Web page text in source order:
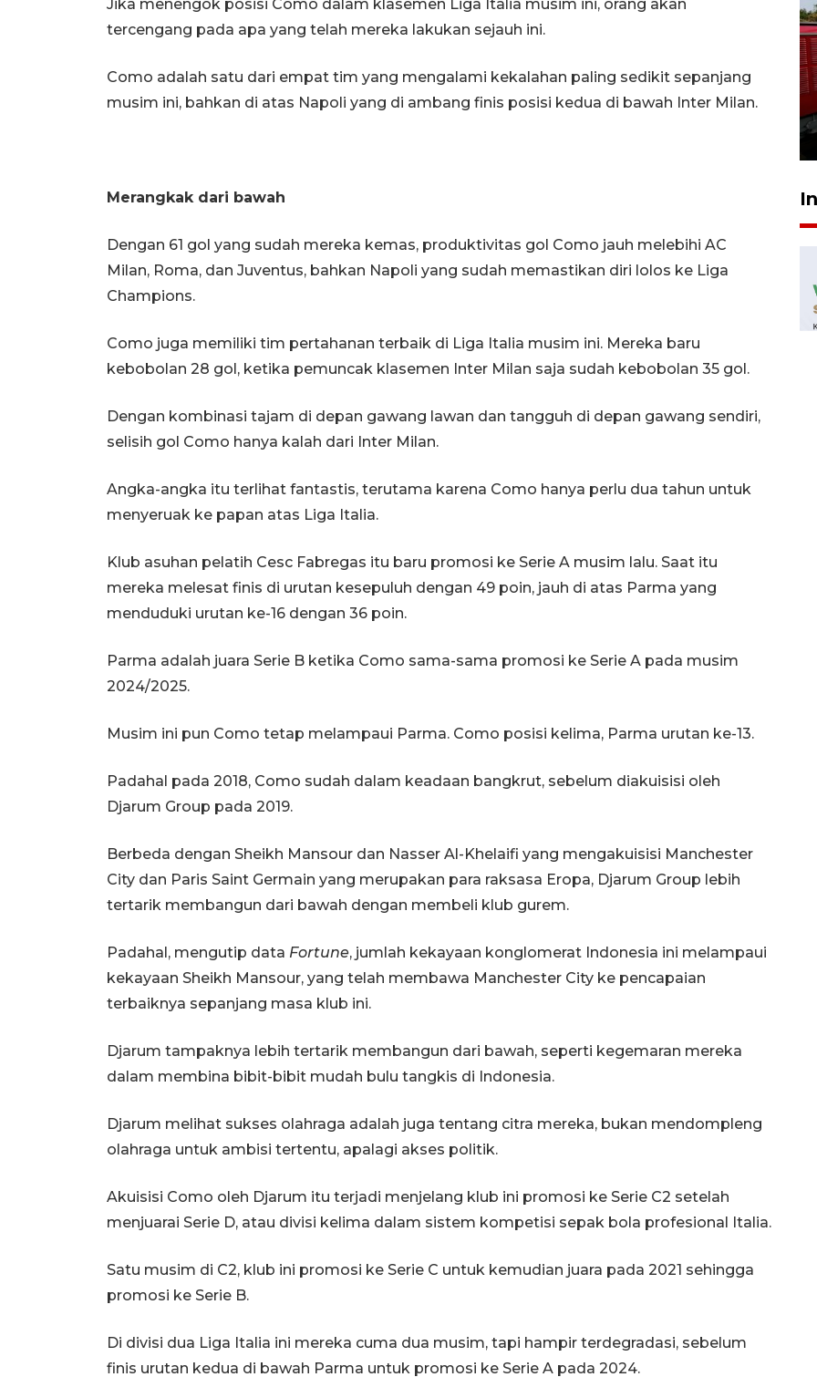
Jika menengok posisi Como dalam klasemen Liga Italia musim ini, orang akan
tercengang pada apa yang telah mereka lakukan sejauh ini.
Como adalah satu dari empat tim yang mengalami kekalahan paling sedikit sepanjang
musim ini, bahkan di atas Napoli yang di ambang finis posisi kedua di bawah Inter Milan.
Merangkak dari bawah
Dengan 61 gol yang sudah mereka kemas, produktivitas gol Como jauh melebihi AC
Milan, Roma, dan Juventus, bahkan Napoli yang sudah memastikan diri lolos ke Liga
Champions.
Como juga memiliki tim pertahanan terbaik di Liga Italia musim ini. Mereka baru
kebobolan 28 gol, ketika pemuncak klasemen Inter Milan saja sudah kebobolan 35 gol.
Dengan kombinasi tajam di depan gawang lawan dan tangguh di depan gawang sendiri,
selisih gol Como hanya kalah dari Inter Milan.
Angka-angka itu terlihat fantastis, terutama karena Como hanya perlu dua tahun untuk
menyeruak ke papan atas Liga Italia.
Klub asuhan pelatih Cesc Fabregas itu baru promosi ke Serie A musim lalu. Saat itu
mereka melesat finis di urutan kesepuluh dengan 49 poin, jauh di atas Parma yang
menduduki urutan ke-16 dengan 36 poin.
Parma adalah juara Serie B ketika Como sama-sama promosi ke Serie A pada musim
2024/2025.
Musim ini pun Como tetap melampaui Parma. Como posisi kelima, Parma urutan ke-13.
Padahal pada 2018, Como sudah dalam keadaan bangkrut, sebelum diakuisisi oleh
Djarum Group pada 2019.
Berbeda dengan Sheikh Mansour dan Nasser Al-Khelaifi yang mengakuisisi Manchester
City dan Paris Saint Germain yang merupakan para raksasa Eropa, Djarum Group lebih
tertarik membangun dari bawah dengan membeli klub gurem.
Padahal, mengutip data Fortune, jumlah kekayaan konglomerat Indonesia ini melampaui
kekayaan Sheikh Mansour, yang telah membawa Manchester City ke pencapaian
terbaiknya sepanjang masa klub ini.
Djarum tampaknya lebih tertarik membangun dari bawah, seperti kegemaran mereka
dalam membina bibit-bibit mudah bulu tangkis di Indonesia.
Djarum melihat sukses olahraga adalah juga tentang citra mereka, bukan mendompleng
olahraga untuk ambisi tertentu, apalagi akses politik.
Akuisisi Como oleh Djarum itu terjadi menjelang klub ini promosi ke Serie C2 setelah
menjuarai Serie D, atau divisi kelima dalam sistem kompetisi sepak bola profesional Italia.
Satu musim di C2, klub ini promosi ke Serie C untuk kemudian juara pada 2021 sehingga
promosi ke Serie B.
Di divisi dua Liga Italia ini mereka cuma dua musim, tapi hampir terdegradasi, sebelum
finis urutan kedua di bawah Parma untuk promosi ke Serie A pada 2024.
Basarnas hentikan operasi
kedaruratan KM Mutiara
Sentosa II
musim kemarau